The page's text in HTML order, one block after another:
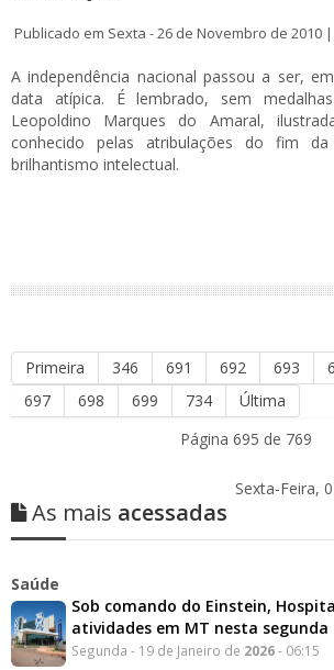
Publicado em Sexta - 26 de Novembro de 2010 |
A independência nacional passou a ser,
data atípica. É lembrado, sem
Leopoldino Marques do Amaral,
conhecido pelas atribulações do fim
brilhantismo intelectual.
Primeira 346 691 692 693
697
698 699 734
Última
Página 695 de 769
Sexta-Feira,
As mais acessadas
Saúde
Sob comando do Einstein,
atividades em MT nesta segunda
Segunda - 19 de Janeiro de 2026- 06:15